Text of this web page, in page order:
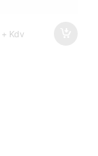
+ Kdv